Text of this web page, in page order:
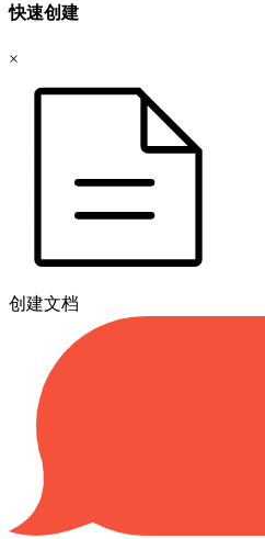
快速创建
×
创建文档